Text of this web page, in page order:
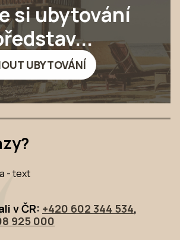
si ubytování
UBYTOVÁNÍ
- text
v ČR: +420 602 344 534,
925 000